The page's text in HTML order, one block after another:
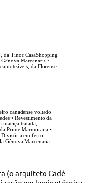
da Tinoc CasaShopping
Marcenaria •
da Florense
canadense voltado
• Revestimento da
maciça tratada,
Prime Marmoraria •
Divisória em ferro
Gênova Marcenaria
(o arquiteto Cadé